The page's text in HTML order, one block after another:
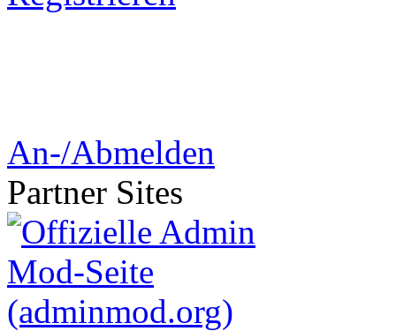
An-/Abmelden
Partner Sites